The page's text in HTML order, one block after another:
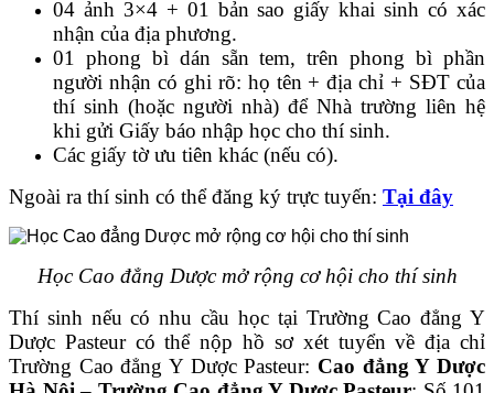
04 ảnh 3×4 + 01 bản sao giấy khai sinh có xác
nhận của địa phương.
01 phong bì dán sẵn tem, trên phong bì phần
người nhận có ghi rõ: họ tên + địa chỉ + SĐT của
thí sinh (hoặc người nhà) để Nhà trường liên hệ
khi gửi Giấy báo nhập học cho thí sinh.
Các giấy tờ ưu tiên khác (nếu có).
Ngoài ra thí sinh có thể đăng ký trực tuyến: Tại đây
Học Cao đẳng Dược mở rộng cơ hội cho thí sinh
Thí sinh nếu có nhu cầu học tại Trường Cao đẳng Y
Dược Pasteur có thể nộp hồ sơ xét tuyển về địa chỉ
Trường Cao đẳng Y Dược Pasteur: Cao đẳng Y Dược